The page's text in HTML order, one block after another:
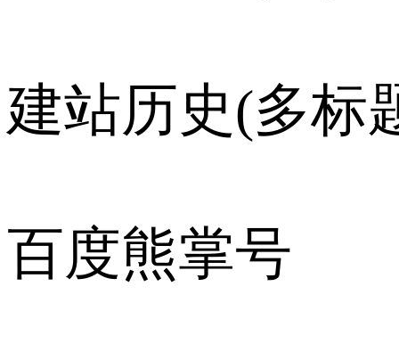
建站历史(多标
百度熊掌号